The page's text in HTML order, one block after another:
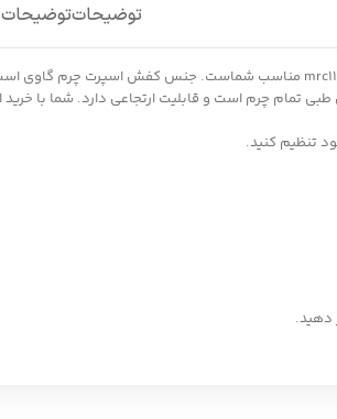
توضیحاتتوضیحات
تمام چرم است و قابلیت ارتجاعی دارد. شما با خرید
تنظیم کنید.
دهید.